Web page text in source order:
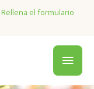
Rellena el formulario